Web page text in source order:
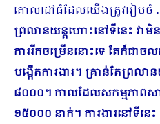
គោលដៅធំដែលយើងត្រូវរៀបចំ
ព្រលានយន្តហោះនៅទីនេះ វាមិន
ការរីកចម្រើននោះទេ តែក៏ជាច
បង្កើតការងារ។ គ្រាន់តែព្រល
៨០០០។ កាលដែលសកម្មភាព
១៥០០០ នាក់។ ការងារនៅទីនេ